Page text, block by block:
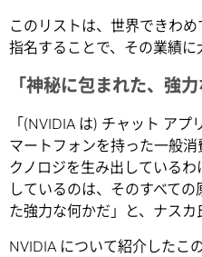
このリストは、世界できわ
指名することで、その業績に
「神秘に包まれた、強力
「(NVIDIA は) チャット ア
マートフォンを持った一般
クノロジを生み出している
しているのは、そのすべて
た強力な何かだ」と、ナスカ
NVIDIA について紹介したこ